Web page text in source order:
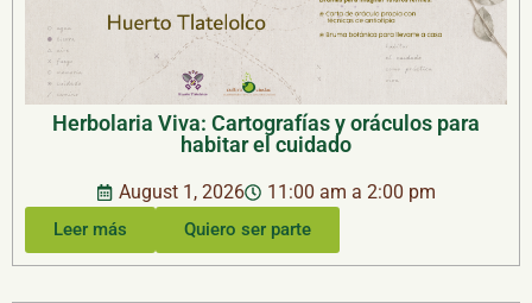
Herbolaria Viva: Cartografías y oráculos para
habitar el cuidado
August 1, 2026 11:00 am a 2:00 pm
Leer más Quiero ser parte